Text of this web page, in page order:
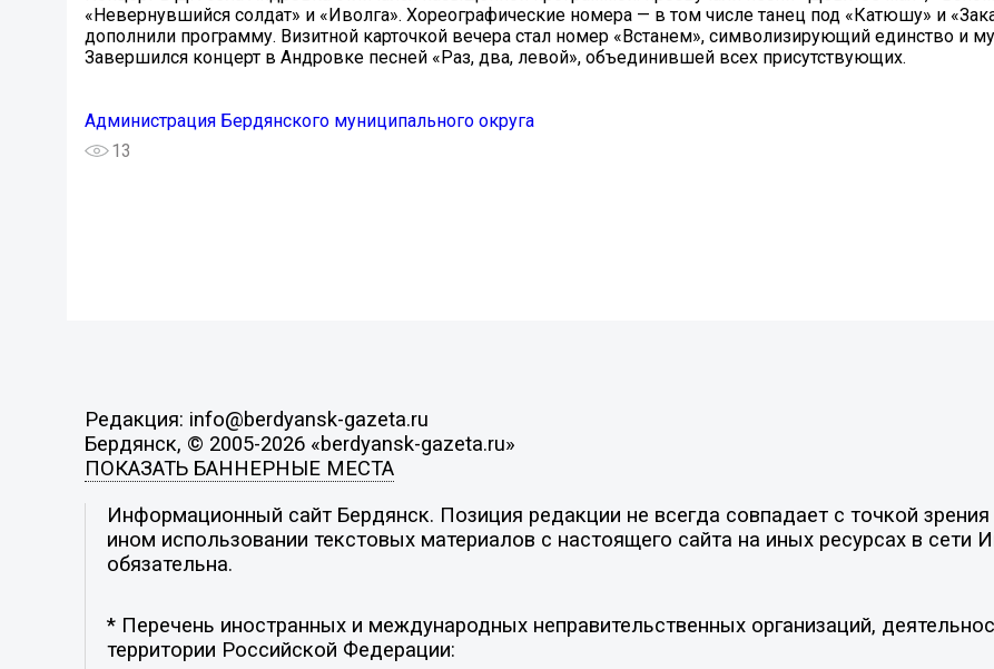
«Невернувшийся солдат» и «Иволга». Хореографические номера — в том числе танец под «Катюшу» и
дополнили программу. Визитной карточкой вечера стал номер «Встанем», символизирующий единство и
Завершился концерт в Андровке песней «Раз, два, левой», объединившей всех присутствующих.
Администрация Бердянского муниципального округа
13
Редакция: info@berdyansk-gazeta.ru
Бердянск, © 2005-2026 «berdyansk-gazeta.ru»
ПОКАЗАТЬ БАННЕРНЫЕ МЕСТА
Информационный сайт Бердянск. Позиция редакции не всегда совпадает с точкой
ином использовании текстовых материалов с настоящего сайта на иных ресурсах в сети
обязательна.
* Перечень иностранных и международных неправительственных организаций,
территории Российской Федерации: